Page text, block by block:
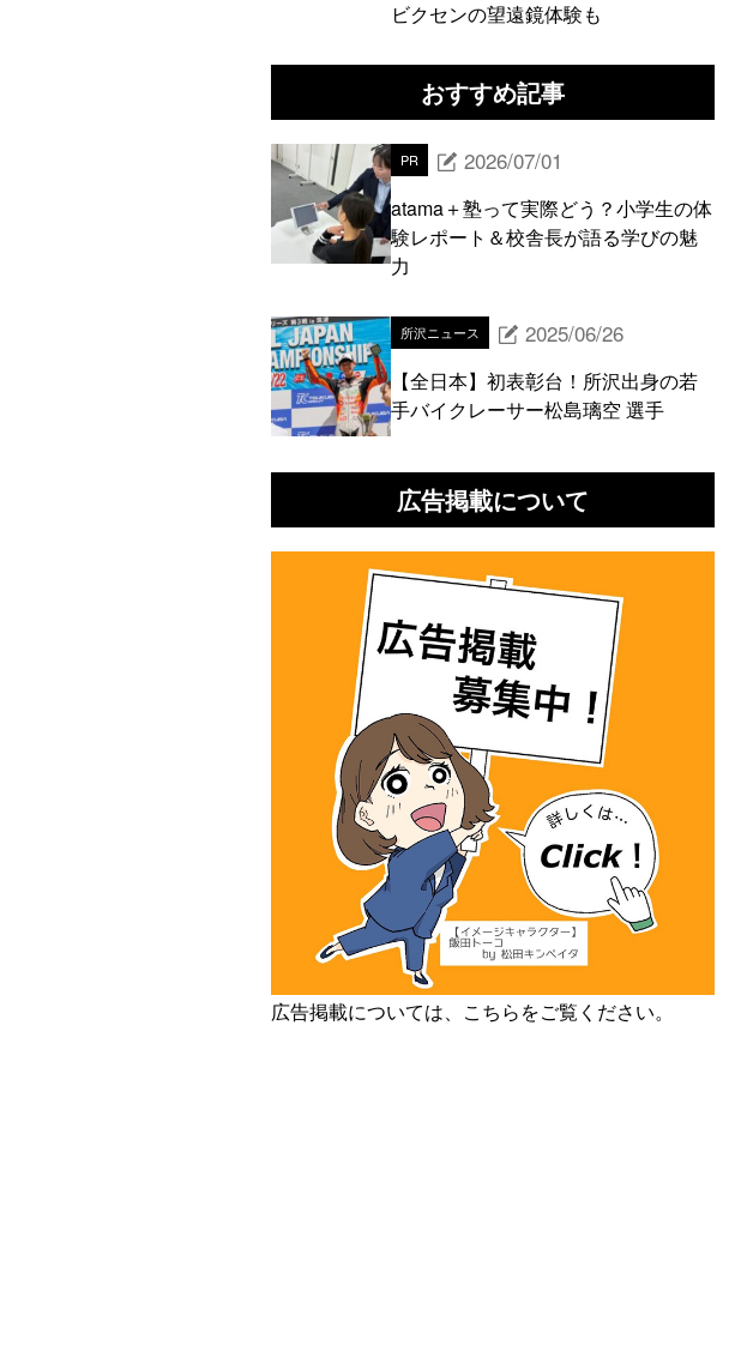
ビクセンの望遠鏡体験も
おすすめ記事
PR 2026/07/01
atama＋塾って実際どう？小学生の体
験レポート＆校舎長が語る学びの魅
力
所沢ニュース 2025/06/26
【全日本】初表彰台！所沢出身の若
手バイクレーサー松島璃空 選手
広告掲載について
広告掲載については、こちらをご覧ください。